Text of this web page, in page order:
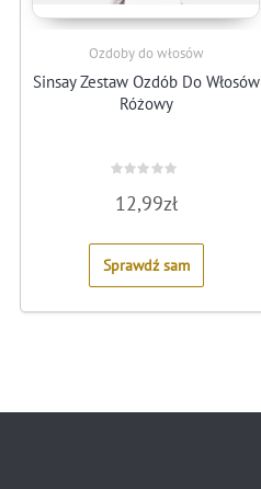
Ozdoby do włosów
Sinsay Zestaw Ozdób Do Włosów
Różowy
0
out
5
12,99zł
Sprawdź sam